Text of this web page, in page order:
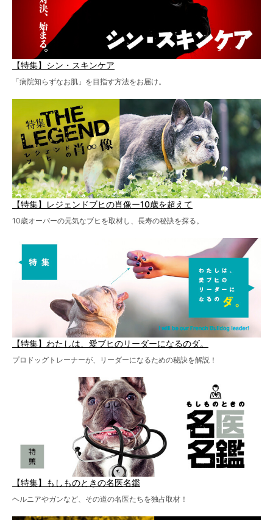
【特集】シン・スキンケア
「病院知らずなお肌」を目指す方法をお届け。
【特集】レジェンドブヒの肖像ー10歳を超えて
10歳オーバーの元気なブヒを取材し、長寿の秘訣を探る。
【特集】わたしは、愛ブヒのリーダーになるのダ。
プロドッグトレーナーが、リーダーになるための秘訣を解説！
【特集】もしものときの名医名鑑
ヘルニアやガンなど、その道の名医たちを独占取材！